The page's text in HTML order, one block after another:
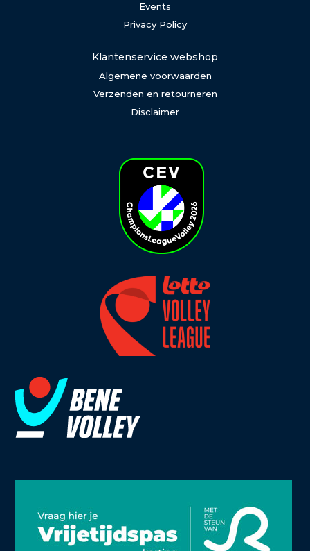
Events
Privacy Policy
Klantenservice webshop
Algemene voorwaarden
Verzenden en retourneren
Disclaimer